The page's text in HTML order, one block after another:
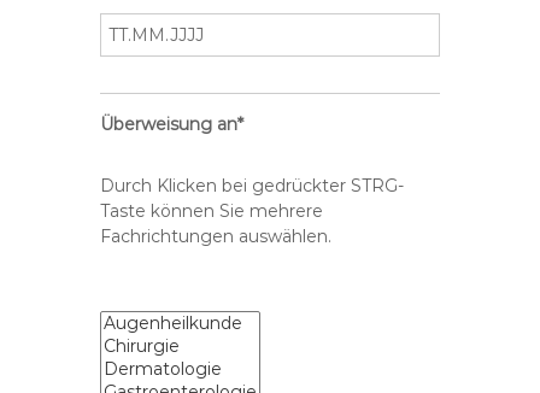
Überweisung an*
Durch Klicken bei gedrückter STRG-
Taste können Sie mehrere
Fachrichtungen auswählen.